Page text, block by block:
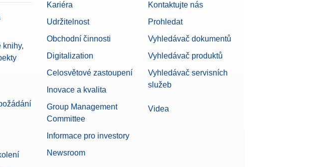
knihy,
Kariéra
Udržitelnost
Obchodní činnosti
Digitalization
Celosvětové zastoupení
Inovace a kvalita
Group Management
Committee
Informace pro investory
Newsroom
Kontaktujte nás
Prohledat
Vyhledávač dokumentů
Vyhledávač produktů
Vyhledávač servisních
služeb
Videa